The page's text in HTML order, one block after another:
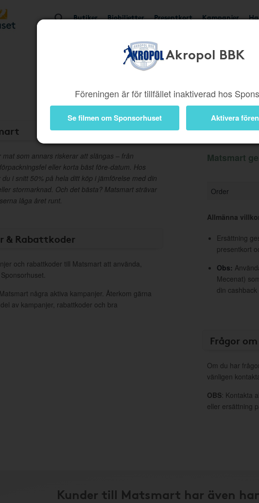
Butiker Biobiljetter Presentkort Kampanjer
Akropo​l​ BBK
Föreningen är för tillfället inaktiverad hos
Se filmen om Sponsorhuset Aktivera
mat som annars riskerar att slängas – från
eller korta bäst före-datum. Hos
i snitt 50% på hela ditt köp i jämförelse med din
stormarknad. Och det bästa? Matsmart strävar
låga året runt.
& Rabattkoder
och rabattkoder till Matsmart att använda,
några aktiva kampanjer. Återkom gärna
av kampanjer, rabattkoder och bra
Matsmart
Order
Allmänna
Ersättning
presentkort
Obs:
Mecenat)
din
Frågor
Om du har
vänligen
OBS: Kontakta
eller ersättning
Kunder till Matsmart har även